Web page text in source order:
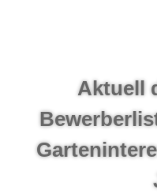
Aktuell